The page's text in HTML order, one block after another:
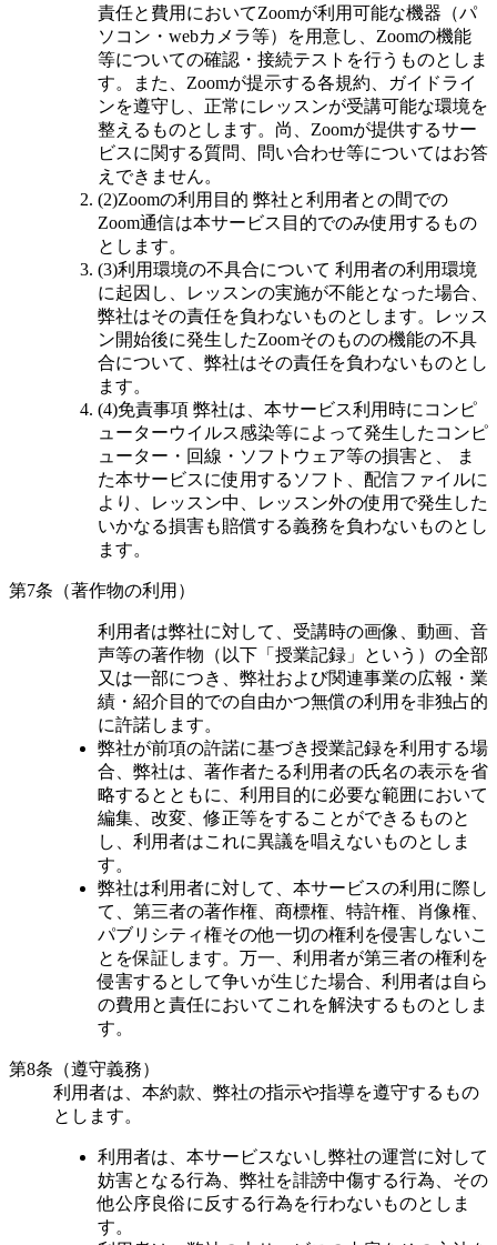
責任と費用においてZoomが利用可能な機器（パ
ソコン・webカメラ等）を用意し、Zoomの機能
等についての確認・接続テストを行うものとしま
す。また、Zoomが提示する各規約、ガイドライ
ンを遵守し、正常にレッスンが受講可能な環境を
整えるものとします。尚、Zoomが提供するサー
ビスに関する質問、問い合わせ等についてはお答
えできません。
(2)Zoomの利用目的 弊社と利用者との間での
Zoom通信は本サービス目的でのみ使用するもの
とします。
(3)利用環境の不具合について 利用者の利用環境
に起因し、レッスンの実施が不能となった場合、
弊社はその責任を負わないものとします。レッス
ン開始後に発生したZoomそのものの機能の不具
合について、弊社はその責任を負わないものとし
ます。
(4)免責事項 弊社は、本サービス利用時にコンピ
ューターウイルス感染等によって発生したコンピ
ューター・回線・ソフトウェア等の損害と、 ま
た本サービスに使用するソフト、配信ファイルに
より、レッスン中、レッスン外の使用で発生した
いかなる損害も賠償する義務を負わないものとし
ます。
第7条（著作物の利用）
利用者は弊社に対して、受講時の画像、動画、音
声等の著作物（以下「授業記録」という）の全部
又は一部につき、弊社および関連事業の広報・業
績・紹介目的での自由かつ無償の利用を非独占的
に許諾します。
弊社が前項の許諾に基づき授業記録を利用する場
合、弊社は、著作者たる利用者の氏名の表示を省
略するとともに、利用目的に必要な範囲において
編集、改変、修正等をすることができるものと
し、利用者はこれに異議を唱えないものとしま
す。
弊社は利用者に対して、本サービスの利用に際し
て、第三者の著作権、商標権、特許権、肖像権、
パブリシティ権その他一切の権利を侵害しないこ
とを保証します。万一、利用者が第三者の権利を
侵害するとして争いが生じた場合、利用者は自ら
の費用と責任においてこれを解決するものとしま
す。
第8条（遵守義務）
利用者は、本約款、弊社の指示や指導を遵守するもの
とします。
利用者は、本サービスないし弊社の運営に対して
妨害となる行為、弊社を誹謗中傷する行為、その
他公序良俗に反する行為を行わないものとしま
す。